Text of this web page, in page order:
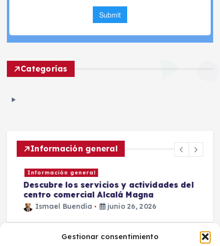
Gestionar consentimiento
Categorías
Información general
Información general
Descubre los servicios y actividades del
centro comercial Alcalá Magna
Ismael Buendía junio 26, 2026